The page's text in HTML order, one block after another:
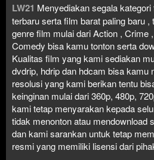
LW21 Menyediakan segala
terbaru serta film barat paling baru ,
genre film mulai dari Action , Crime
Comedy bisa kamu tonton serta
Kualitas film yang kami sediakan
dvdrip, hdrip dan hdcam bisa kamu
resolusi yang kami berikan tentu
keinginan mulai dari 360p, 480p,
kami tetap menyarakan kepada
tidak menonton atau mendownload
dan kami sarankan untuk tetap
resmi yang memiliki lisensi dari